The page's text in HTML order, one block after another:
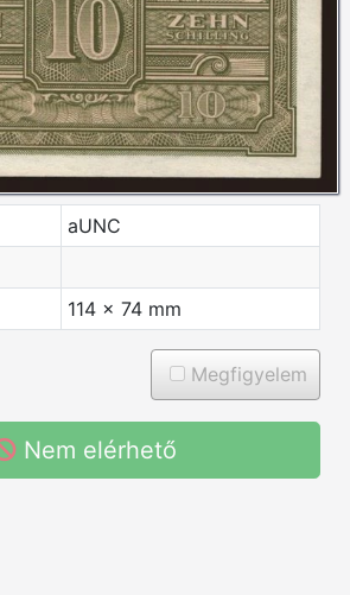
aUNC
114 x 74 mm
Megfigyelem
Nem elérhető